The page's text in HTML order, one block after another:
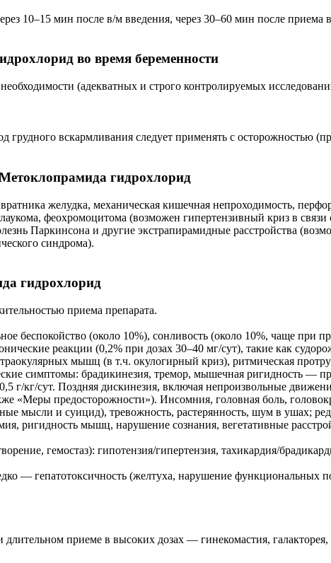
10–15 мин после в/м введения, через 30–60 мин после приема
во время беременности
(адекватных и строго контролируемых
грудного вскармливания следует применять с осторожностью
гидрохлорид
желудка, механическая кишечная непроходимость,
феохромоцитома (возможен гипертензивный криз в
Паркинсона и другие экстрапирамидные расстройства
синдрома).
гидрохлорид
приема препарата.
беспокойство (около 10%), сонливость (около 10%, чаще при
реакции (0,2% при дозах 30–40 мг/сут), такие как
мышц (в т.ч. окулогирный криз), ритмическая
симптомы: брадикинезия, тремор, мышечная ригидность —
г/кг/сут. Поздняя дискинезия, включая непроизвольные
«Меры предосторожности»). Инсомния, головная боль,
мысли и суицид), тревожность, растерянность, шум в ушах;
ригидность мышц, нарушение сознания, вегетативные
гемостаз): гипотензия/гипертензия, тахикардия/
— гепатотоксичность (желтуха, нарушение функциональных
приеме в высоких дозах — гинекомастия,